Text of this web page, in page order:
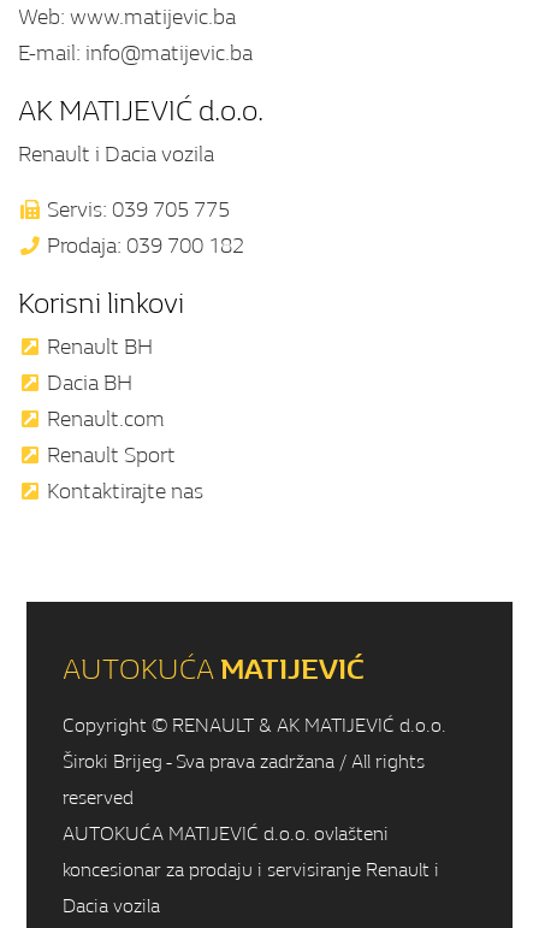
Web: www.matijevic.ba
E-mail: info@matijevic.ba
AK MATIJEVIĆ d.o.o.
Renault i Dacia vozila
Servis: 039 705 775
Prodaja: 039 700 182
Korisni linkovi
Renault BH
Dacia BH
Renault.com
Renault Sport
Kontaktirajte nas
AUTOKUĆA MATIJEVIĆ
Copyright © RENAULT & AK MATIJEVIĆ d.o.o.
Široki Brijeg - Sva prava zadržana / All rights
reserved
AUTOKUĆA MATIJEVIĆ d.o.o. ovlašteni
koncesionar za prodaju i servisiranje Renault i
Dacia vozila